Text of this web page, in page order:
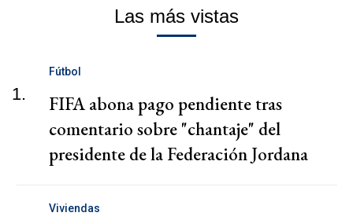
Las más vistas
1.
Fútbol
FIFA abona pago pendiente tras
comentario sobre "chantaje" del
presidente de la Federación Jordana
Viviendas